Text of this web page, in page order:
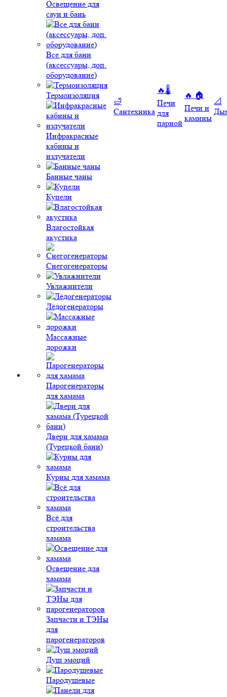
Освещение для
саун и бань
Все для бани
(аксессуары, доп.
оборудование)
Термоизоляция
Инфракрасные
кабины и
излучатели
Банные чаны
Купели
Влагостойкая
акустика
Снегогенераторы
Увлажнители
Лёдогенераторы
Массажные
дорожки
Парогенераторы
для хамама
Двери для хамама
(Турецкой бани)
Курны для хамама
Всё для
строительства
хамама
Освещение для
хамама
Запчасти и ТЭНы
для
парогенераторов
Душ эмоций
Пародушевые
🛁
Сантехника
🔥🌡️
Печи
для
парной
🔥 🏠
Печи и
камины
📐